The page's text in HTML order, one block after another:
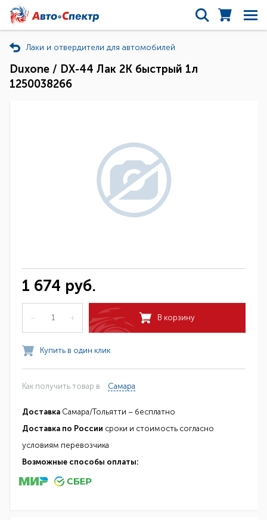
Лаки и отвердители для автомобилей
Duxone / DX-44 Лак 2К быстрый 1л
1250038266
1 674 руб.
– + В корзину
Купить в один клик
Как получить товар в Самара
Доставка Самара/Тольятти – бесплатно
Доставка по России сроки и стоимость согласно
условиям перевозчика
Возможные способы оплаты: